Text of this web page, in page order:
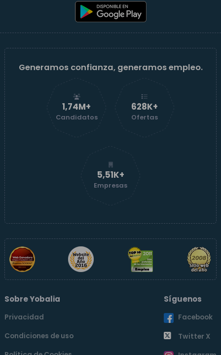
Generamos confianza, generamos empleo.
1,74M+
Candidatos
629K+
Ofertas
5,51K+
Empresas
Sobre Yobalia
Privacidad
Condiciones de uso
Síguenos
Facebook
Twitter X